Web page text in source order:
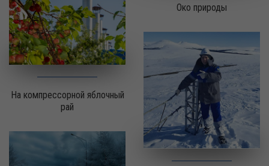
Око природы
На компрессорной яблочный
рай